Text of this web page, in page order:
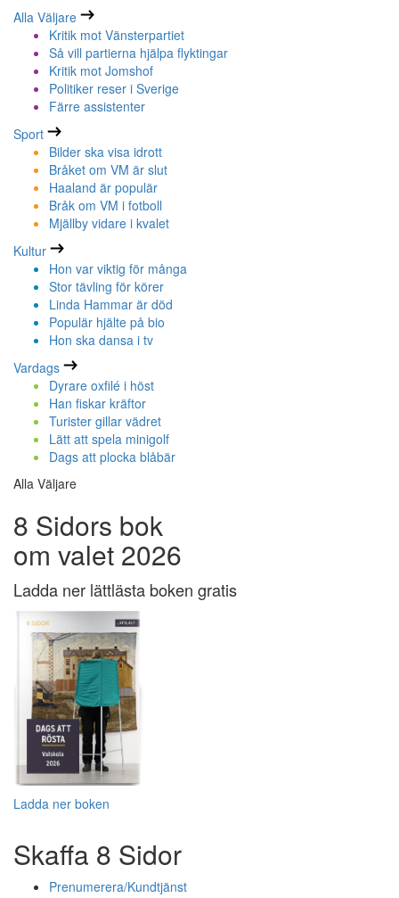
Alla Väljare
Kritik mot Vänsterpartiet
Så vill partierna hjälpa flyktingar
Kritik mot Jomshof
Politiker reser i Sverige
Färre assistenter
Sport
Bilder ska visa idrott
Bråket om VM är slut
Haaland är populär
Bråk om VM i fotboll
Mjällby vidare i kvalet
Kultur
Hon var viktig för många
Stor tävling för körer
Linda Hammar är död
Populär hjälte på bio
Hon ska dansa i tv
Vardags
Dyrare oxfilé i höst
Han fiskar kräftor
Turister gillar vädret
Lätt att spela minigolf
Dags att plocka blåbär
Alla Väljare
8 Sidors bok
om valet 2026
Ladda ner lättlästa boken gratis
Ladda ner boken
Skaffa 8 Sidor
Prenumerera/Kundtjänst